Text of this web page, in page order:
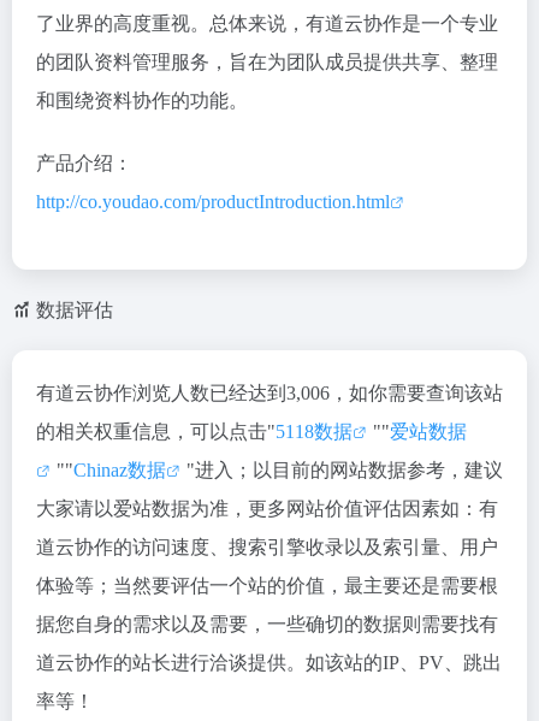
了业界的高度重视。总体来说，有道云协作是一个专业
的团队资料管理服务，旨在为团队成员提供共享、整理
和围绕资料协作的功能。
产品介绍：
http://co.youdao.com/productIntroduction.html
数据评估
有道云协作浏览人数已经达到3,006，如你需要查询该站
的相关权重信息，可以点击"5118数据 ""爱站数据
""Chinaz数据
"进入；以目前的网站数据参考，建议
大家请以爱站数据为准，更多网站价值评估因素如：有
道云协作的访问速度、搜索引擎收录以及索引量、用户
体验等；当然要评估一个站的价值，最主要还是需要根
据您自身的需求以及需要，一些确切的数据则需要找有
道云协作的站长进行洽谈提供。如该站的IP、PV、跳出
率等！